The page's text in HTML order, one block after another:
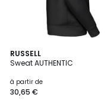
RUSSELL
Sweat AUTHENTIC
à partir de
30,65 €
9
Couleurs